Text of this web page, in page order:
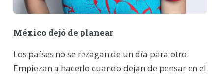
México dejó de planear
Los países no se rezagan de un día para otro.
Empiezan a hacerlo cuando dejan de pensar en el